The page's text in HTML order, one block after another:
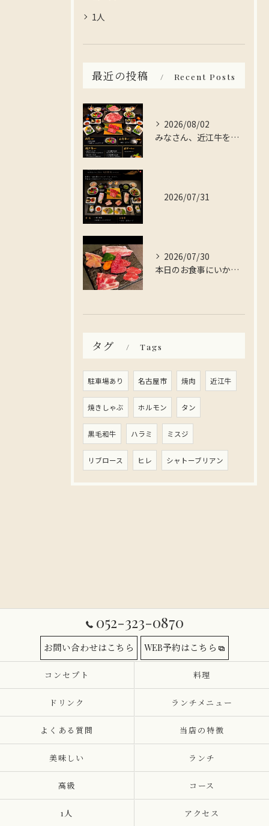
1人
最近の投稿 Recent Posts
2026/08/02
みなさん、近江牛を存分に楽しんでみませんか？
2026/07/31
2026/07/30
本日のお食事にいかがですか？
タグ Tags
駐車場あり 名古屋市 焼肉 近江牛
焼きしゃぶ ホルモン タン
黒毛和牛 ハラミ ミスジ
リブロース ヒレ シャトーブリアン
052-323-0870
お問い合わせはこちら WEB予約はこちら
コンセプト 料理
ドリンク ランチメニュー
よくある質問 当店の特徴
美味しい ランチ
高級 コース
1人 アクセス